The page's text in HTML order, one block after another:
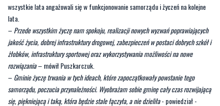
jakość życia, dobrej infrastruktury drogowej, zabezpieczeń w postaci dobrych szkół i
żłobków, infrastruktury sportowej oraz wykorzystywania możliwości na nowe
rozwiązania– mówił Puszkarczuk.
–Gminie życzę trwania w tych ideach, które zapoczątkowały powstanie tego
samorządu, poczucia przynależności. Wyobrażam sobie gminę cały czas rozwijającą
się, piękniejącą i taką, która będzie stale łączyła, a nie dzieliła
Adam Styn, przewodniczący rady gminy Puck.
Uroczysta sesja była również okazją do powspominania tego, jak było dawniej.
Jak wspomina Maria Stenzel, sekretarz gminy Puck od 1991 roku, początek